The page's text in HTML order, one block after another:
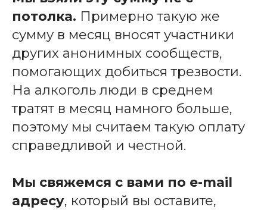
потолка. Примерно такую же
сумму в месяц вносят участники
других анонимных сообществ,
помогающих добиться трезвости.
На алкоголь люди в среднем
тратят в месяц намного больше,
поэтому мы считаем такую оплату
справедливой и честной.
Мы свяжемся с вами по e-mail
адресу, который вы оставите,